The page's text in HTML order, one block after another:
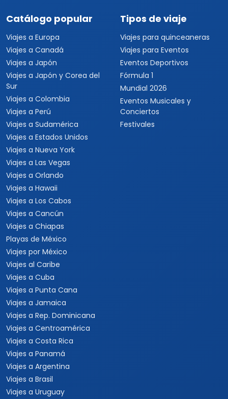
Catálogo popular
Viajes a Europa
Viajes a Canadá
Viajes a Japón
Viajes a Japón y Corea del
Sur
Viajes a Colombia
Viajes a Perú
Viajes a Sudamérica
Viajes a Estados Unidos
Viajes a Nueva York
Viajes a Las Vegas
Viajes a Orlando
Viajes a Hawaii
Viajes a Los Cabos
Viajes a Cancún
Viajes a Chiapas
Playas de México
Viajes por México
Viajes al Caribe
Viajes a Cuba
Viajes a Punta Cana
Viajes a Jamaica
Viajes a Rep. Dominicana
Viajes a Centroamérica
Viajes a Costa Rica
Viajes a Panamá
Viajes a Argentina
Viajes a Brasil
Viajes a Uruguay
Tipos de viaje
Viajes para quinceaneras
Viajes para Eventos
Eventos Deportivos
Fórmula 1
Mundial 2026
Eventos Musicales y
Conciertos
Festivales